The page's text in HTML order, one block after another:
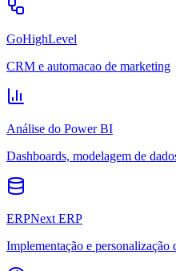
GoHighLevel
CRM e automacao de marketing
Análise do Power BI
Dashboards, modelagem de
ERPNext ERP
Implementação e personalização